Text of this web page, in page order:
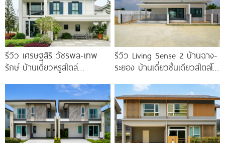
รีวิว เศรษฐสิริ วัชรพล-เทพ
รักษ์ บ้านเดี่ยวหรูสไตล์
ทะเลสาบ ทำเลใกล้รถไฟฟ้า และ
ทางด่วน 3 สาย
รีวิว Living Sense 2 บ้านฉาง-
ระยอง บ้านเดี่ยวชั้นเดียวสไตล์โม
มอเตอร์เวย์